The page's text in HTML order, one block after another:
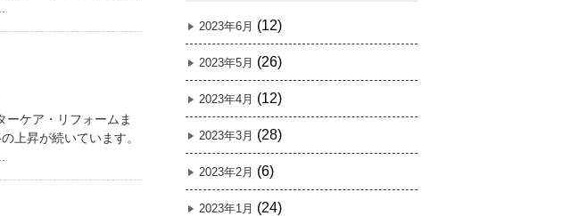
ーケア・リフォームま
上昇が続いています。
2023年6月 (12)
2023年5月 (26)
2023年4月 (12)
2023年3月 (28)
2023年2月 (6)
2023年1月 (24)